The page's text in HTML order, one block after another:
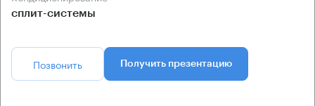
сплит-системы
Позвонить Получить презентацию